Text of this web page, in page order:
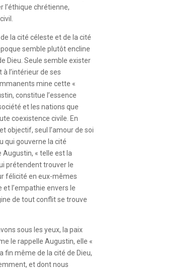
l’éthique chrétienne,
la cité céleste et de la cité
semble plutôt encline
Dieu. Seule semble exister
l’intérieur de ses
mine cette «
constitue l’essence
et les nations que
coexistence civile. En
objectif, seul l’amour de soi
qui gouverne la cité
« telle est la
prétendent trouver le
félicité en eux-mêmes
et l’empathie envers le
de tout conflit se trouve
sous les yeux, la paix
le rappelle Augustin, elle «
fin même de la cité de Dieu,
et dont nous